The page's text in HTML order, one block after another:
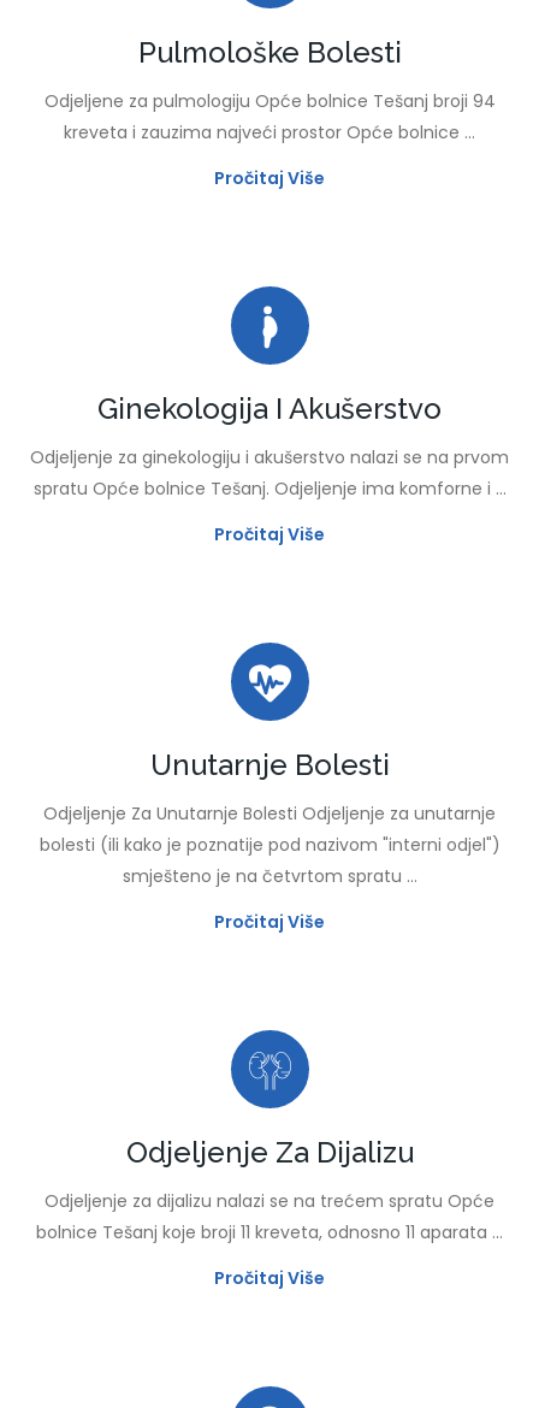
Pulmološke Bolesti
Odjeljene za pulmologiju Opće bolnice Tešanj broji 94
kreveta i zauzima najveći prostor Opće bolnice ...
Pročitaj Više
Ginekologija I Akušerstvo
Odjeljenje za ginekologiju i akušerstvo nalazi se na prvom
spratu Opće bolnice Tešanj. Odjeljenje ima komforne i ...
Pročitaj Više
Unutarnje Bolesti
Odjeljenje Za Unutarnje Bolesti Odjeljenje za unutarnje
bolesti (ili kako je poznatije pod nazivom "interni odjel")
smješteno je na četvrtom spratu ...
Pročitaj Više
Odjeljenje Za Dijalizu
Odjeljenje za dijalizu nalazi se na trećem spratu Opće
bolnice Tešanj koje broji 11 kreveta, odnosno 11 aparata ...
Pročitaj Više